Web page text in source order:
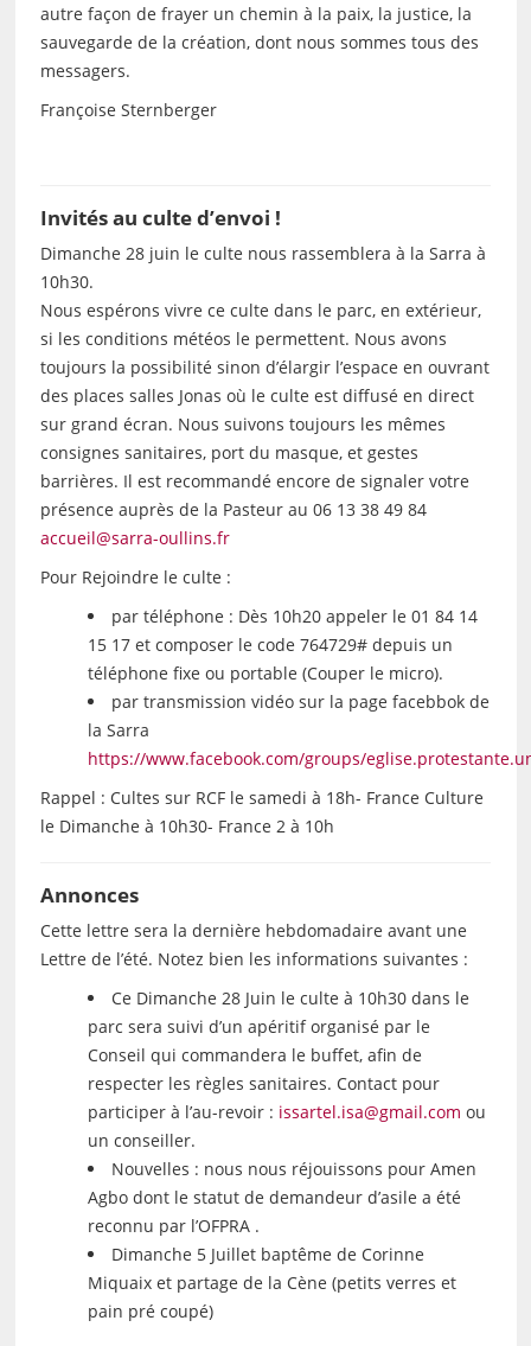
autre façon de frayer un chemin à la paix, la justice, la
sauvegarde de la création, dont nous sommes tous des
messagers.
Françoise Sternberger
Invités au culte d’envoi !
Dimanche 28 juin le culte nous rassemblera à la Sarra à
10h30.
Nous espérons vivre ce culte dans le parc, en extérieur,
si les conditions météos le permettent. Nous avons
toujours la possibilité sinon d’élargir l’espace en ouvrant
des places salles Jonas où le culte est diffusé en direct
sur grand écran. Nous suivons toujours les mêmes
consignes sanitaires, port du masque, et gestes
barrières. Il est recommandé encore de signaler votre
présence auprès de la Pasteur au 06 13 38 49 84
accueil@sarra-oullins.fr
Pour Rejoindre le culte :
par téléphone : Dès 10h20 appeler le 01 84 14
15 17 et composer le code 764729# depuis un
téléphone fixe ou portable (Couper le micro).
par transmission vidéo sur la page facebbok de
la Sarra
https://www.facebook.com/groups/
Rappel : Cultes sur RCF le samedi à 18h- France Culture
le Dimanche à 10h30- France 2 à 10h
Annonces
Cette lettre sera la dernière hebdomadaire avant une
Lettre de l’été. Notez bien les informations suivantes :
Ce Dimanche 28 Juin le culte à 10h30 dans le
parc sera suivi d’un apéritif organisé par le
Conseil qui commandera le buffet, afin de
respecter les règles sanitaires. Contact pour
participer à l’au-revoir : issartel.isa@gmail.com ou
un conseiller.
Nouvelles : nous nous réjouissons pour Amen
Agbo dont le statut de demandeur d’asile a été
reconnu par l’OFPRA .
Dimanche 5 Juillet baptême de Corinne
Miquaix et partage de la Cène (petits verres et
pain pré coupé)